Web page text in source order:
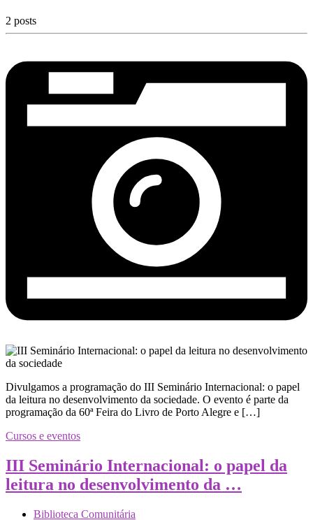
2 posts
Divulgamos a programação do III Seminário Internacional: o papel
da leitura no desenvolvimento da sociedade. O evento é parte da
programação da 60ª Feira do Livro de Porto Alegre e […]
Cursos e eventos
III Seminário Internacional: o papel da
leitura no desenvolvimento da …
Biblioteca Comunitária